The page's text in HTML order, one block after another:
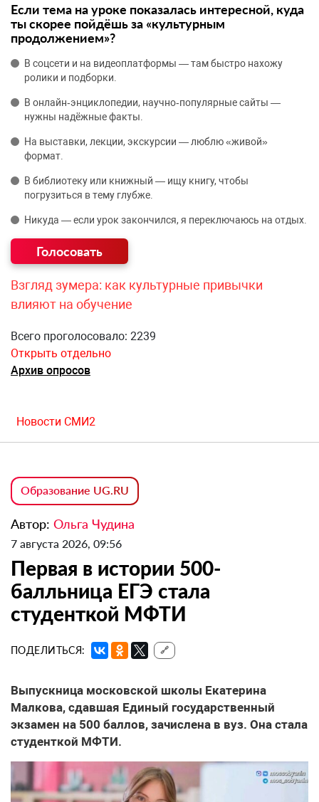
Если тема на уроке показалась интересной, куда
ты скорее пойдёшь за «культурным
продолжением»?
В соцсети и на видеоплатформы — там быстро нахожу
ролики и подборки.
В онлайн‑энциклопедии, научно‑популярные сайты —
нужны надёжные факты.
На выставки, лекции, экскурсии — люблю «живой»
формат.
В библиотеку или книжный — ищу книгу, чтобы
погрузиться в тему глубже.
Никуда — если урок закончился, я переключаюсь на отдых.
Взгляд зумера: как культурные привычки
влияют на обучение
Всего проголосовало: 2239
Открыть отдельно
Архив опросов
Новости СМИ2
Образование UG.RU
Автор: Ольга Чудина
7 августа 2026, 09:56
Первая в истории 500-
балльница ЕГЭ стала
студенткой МФТИ
ПОДЕЛИТЬСЯ: 🔗
Выпускница московской школы Екатерина
Малкова, сдавшая Единый государственный
экзамен на 500 баллов, зачислена в вуз. Она стала
студенткой МФТИ.